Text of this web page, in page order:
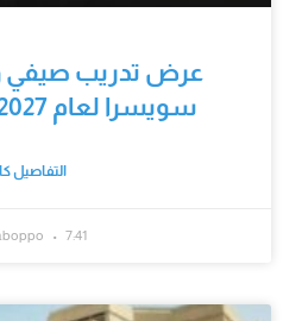
عرض تدريب صيفي
سويسرا لعام 2027 بمزايا استثنائية
التفاصيل
7:41 صباحًا